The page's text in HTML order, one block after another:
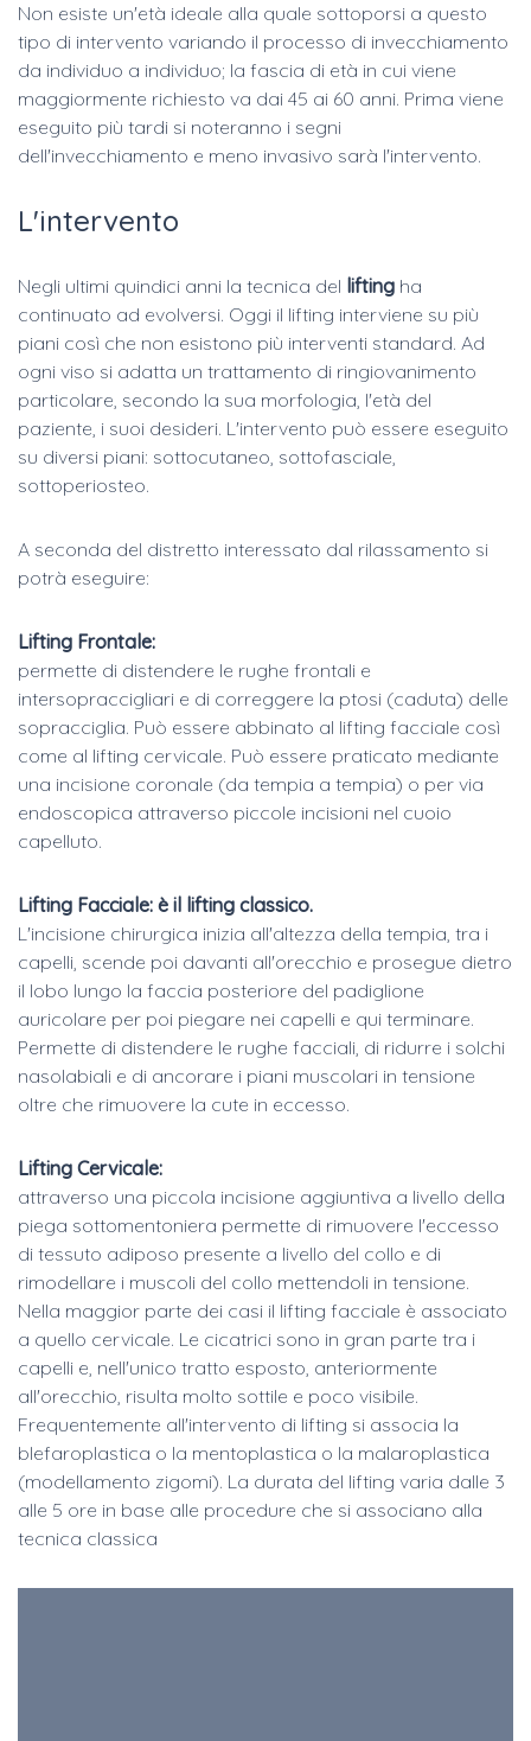
Non esiste un'età ideale alla quale sottoporsi a questo
tipo di intervento variando il processo di invecchiamento
da individuo a individuo; la fascia di età in cui viene
maggiormente richiesto va dai 45 ai 60 anni. Prima viene
eseguito più tardi si noteranno i segni
dell'invecchiamento e meno invasivo sarà l'intervento.
L'intervento
Negli ultimi quindici anni la tecnica del lifting ha
continuato ad evolversi. Oggi il lifting interviene su più
piani così che non esistono più interventi standard. Ad
ogni viso si adatta un trattamento di ringiovanimento
particolare, secondo la sua morfologia, l'età del
paziente, i suoi desideri. L'intervento può essere eseguito
su diversi piani: sottocutaneo, sottofasciale,
sottoperiosteo.
A seconda del distretto interessato dal rilassamento si
potrà eseguire:
Lifting Frontale:
permette di distendere le rughe frontali e
intersopraccigliari e di correggere la ptosi (caduta) delle
sopracciglia. Può essere abbinato al lifting facciale così
come al lifting cervicale. Può essere praticato mediante
una incisione coronale (da tempia a tempia) o per via
endoscopica attraverso piccole incisioni nel cuoio
capelluto.
Lifting Facciale: è il lifting classico.
L'incisione chirurgica inizia all'altezza della tempia, tra i
capelli, scende poi davanti all'orecchio e prosegue dietro
il lobo lungo la faccia posteriore del padiglione
auricolare per poi piegare nei capelli e qui terminare.
Permette di distendere le rughe facciali, di ridurre i solchi
nasolabiali e di ancorare i piani muscolari in tensione
oltre che rimuovere la cute in eccesso.
Lifting Cervicale:
attraverso una piccola incisione aggiuntiva a livello della
piega sottomentoniera permette di rimuovere l'eccesso
di tessuto adiposo presente a livello del collo e di
rimodellare i muscoli del collo mettendoli in tensione.
Nella maggior parte dei casi il lifting facciale è associato
a quello cervicale. Le cicatrici sono in gran parte tra i
capelli e, nell'unico tratto esposto, anteriormente
all'orecchio, risulta molto sottile e poco visibile.
Frequentemente all'intervento di lifting si associa la
blefaroplastica o la mentoplastica o la malaroplastica
(modellamento zigomi). La durata del lifting varia dalle 3
alle 5 ore in base alle procedure che si associano alla
tecnica classica